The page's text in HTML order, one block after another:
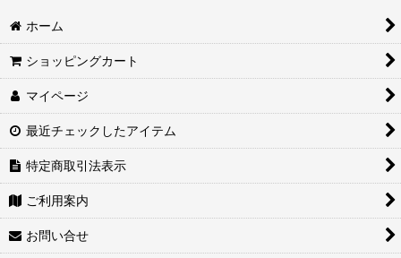
ホーム
ショッピングカート
マイページ
最近チェックしたアイテム
特定商取引法表示
ご利用案内
お問い合せ